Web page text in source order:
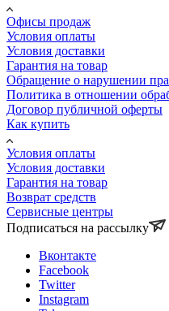
Офисы продаж
Условия оплаты
Условия доставки
Гарантия на товар
Обращение о нарушении
Политика в отношении
Договор публичной оферты
Как купить
Условия оплаты
Условия доставки
Гарантия на товар
Возврат средств
Сервисные центры
Подписаться на рассылку
Вконтакте
Facebook
Twitter
Instagram